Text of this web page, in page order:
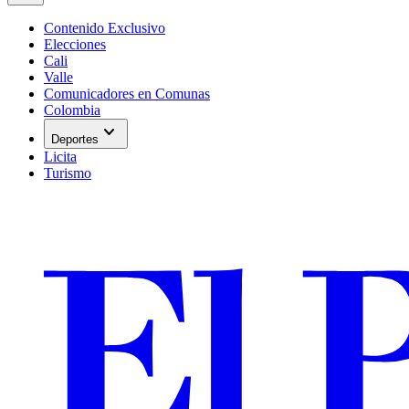
Contenido Exclusivo
Elecciones
Cali
Valle
Comunicadores en Comunas
Colombia
Deportes expand_more
Licita
Turismo